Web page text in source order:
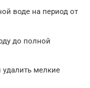
воде на период от
до полной
мелкие